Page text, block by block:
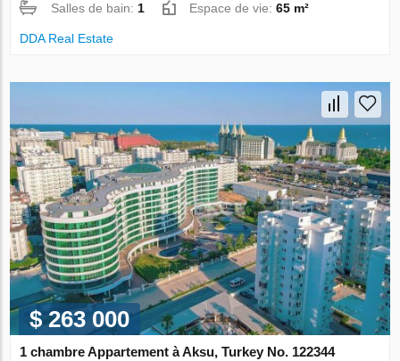
Salles de bain:1 Espace de vie:65 m²
DDA Real Estate
$ 263 000
1 chambre Appartement à Aksu, Turkey No. 122344